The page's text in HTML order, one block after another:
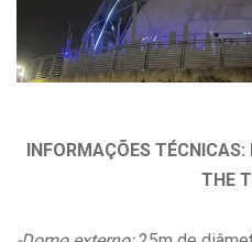
INFORMAÇÕES
THE